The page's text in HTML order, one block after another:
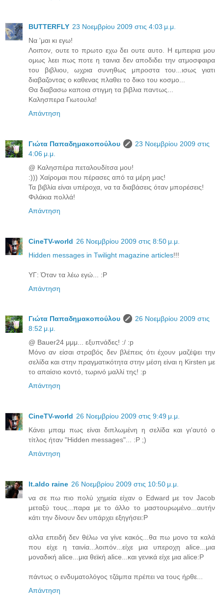
BUTTERFLY 23 Νοεμβρίου 2009 στις 4:03 μ.μ.
Να 'μαι κι εγω!
Λοιπον, ουτε το πρωτο εχω δει ουτε αυτο. Η εμπειρια μου
ομως λεει πως ποτε η ταινια δεν αποδιδει την ατμοσφαιρα
του βιβλιου, ωχρια συνηθως μπροστα του...ισως γιατι
διαβαζοντας ο καθενας πλαθει το δικο του κοσμο...
Θα διαβασω καποια στιγμη τα βιβλια παντως...
Καλησπερα Γιωτουλα!
Απάντηση
Γιώτα Παπαδημακοπούλου
23 Νοεμβρίου 2009 στις
4:06 μ.μ.
@ Καλησπέρα πεταλουδίτσα μου!
:))) Χαίρομαι που πέρασες από τα μέρη μας!
Τα βιβλία είναι υπέροχα, να τα διαβάσεις όταν μπορέσεις!
Φιλάκια πολλά!
Απάντηση
CineTV-world 26 Νοεμβρίου 2009 στις 8:50 μ.μ.
Hidden messages in Twilight magazine articles!!!
ΥΓ: Όταν τα λέω εγώ... :P
Απάντηση
Γιώτα Παπαδημακοπούλου
26 Νοεμβρίου 2009 στις
8:52 μ.μ.
@ Bauer24 μμμ... εξυπνάδες! :/ :p
Μόνο αν είσαι στραβός δεν βλέπεις ότι έχουν μαζέψει την
σελίδα και στην πραγματικότητα στην μέση είναι η Kirsten με
το απαίσιο κοντό, τωρινό μαλλί της! :p
Απάντηση
CineTV-world 26 Νοεμβρίου 2009 στις 9:49 μ.μ.
Κάνει μπαμ πως είναι διπλωμένη η σελίδα και γι'αυτό ο
τίτλος ήταν "Hidden messages"... :P ;)
Απάντηση
lt.aldo raine 26 Νοεμβρίου 2009 στις 10:50 μ.μ.
να σε πω πιο πολύ χημεία είχαν ο Edward με τον Jacob
μεταξύ τους...παρα με το άλλο το μαστουρωμένο...αυτήν
κάτι την δίνουν δεν υπάρχει εξηγήσει:P
αλλα επειδή δεν θέλω να γίνε κακός...θα πω μονο τα καλά
που είχε η ταινία...λοιπόν...είχε μια υπεροχη alice...μια
μοναδική alice...μια θεϊκή alice...και γενικά είχε μια alice:P
πάντως ο ενδυματολόγος τζάμπα πρέπει να τους ήρθε...
Απάντηση